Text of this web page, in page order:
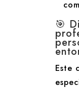
🎯
Este